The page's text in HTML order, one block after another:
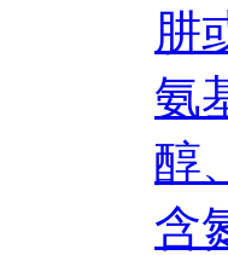
肼
氨
醇
含